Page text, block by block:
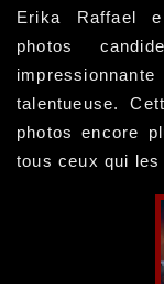
Erika Raffael
photos
talentueuse.
photos encore
tous ceux qui les